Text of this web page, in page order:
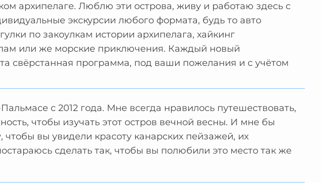
архипелаге. Люблю эти острова, живу и работаю здесь с
экскурсии любого формата, будь то авто
по закоулкам истории архипелага, хайкинг
или же морские приключения. Каждый новый
свёрстанная программа, под ваши пожелания и с учётом
с 2012 года. Мне всегда нравилось путешествовать,
чтобы изучать этот остров вечной весны. И мне бы
чтобы вы увидели красоту канарских пейзажей, их
сделать так, чтобы вы полюбили это место так же